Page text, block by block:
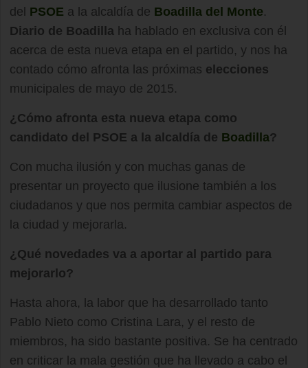
del PSOE a la alcaldía de Boadilla del Monte.
Diario de Boadilla ha hablado en exclusiva con él
acerca de esta nueva etapa en el partido, y nos ha
contado cómo afronta las próximas elecciones
municipales de mayo de 2015.
¿Cómo afronta esta nueva etapa como
candidato del PSOE a la alcaldía de Boadilla?
Con mucha ilusión y con muchas ganas de
presentar un proyecto que ilusione también a los
ciudadanos y que nos permita cambiar aspectos de
la ciudad y mejorarla.
¿Qué novedades va a aportar al partido para
mejorarlo?
Hasta ahora, la labor que ha desarrollado tanto
Pablo Nieto como Cristina Lara, y el resto de
miembros, ha sido bastante positiva. Se ha centrado
en criticar la mala gestión que ha llevado a cabo el